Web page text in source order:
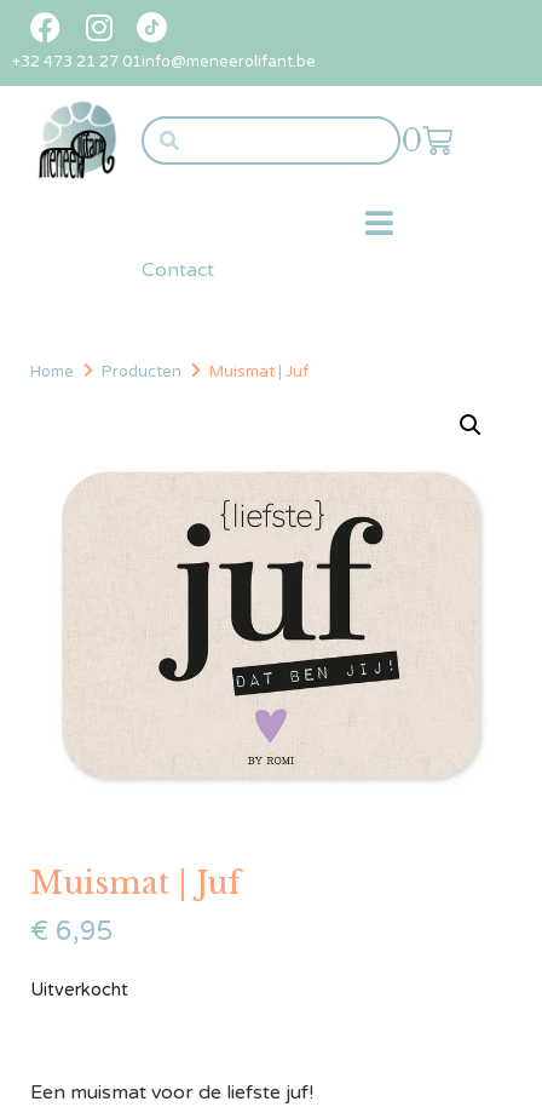
+32 473 21 27 01info@meneerolifant.be
0
Contact
Home Producten Muismat | Juf
Muismat | Juf
€ 6,95
Uitverkocht
Een muismat voor de liefste juf!